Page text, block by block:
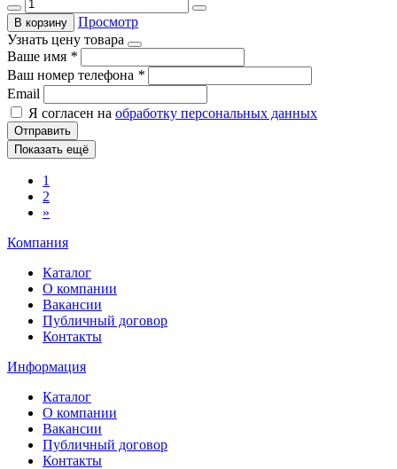
В корзину
Просмотр
Узнать цену товара
Ваше имя *
Ваш номер телефона *
Email
Я согласен на обработку персональных данных
Отправить
Показать ещё
1
2
»
Компания
Каталог
О компании
Вакансии
Публичный договор
Контакты
Информация
Каталог
О компании
Вакансии
Публичный договор
Контакты